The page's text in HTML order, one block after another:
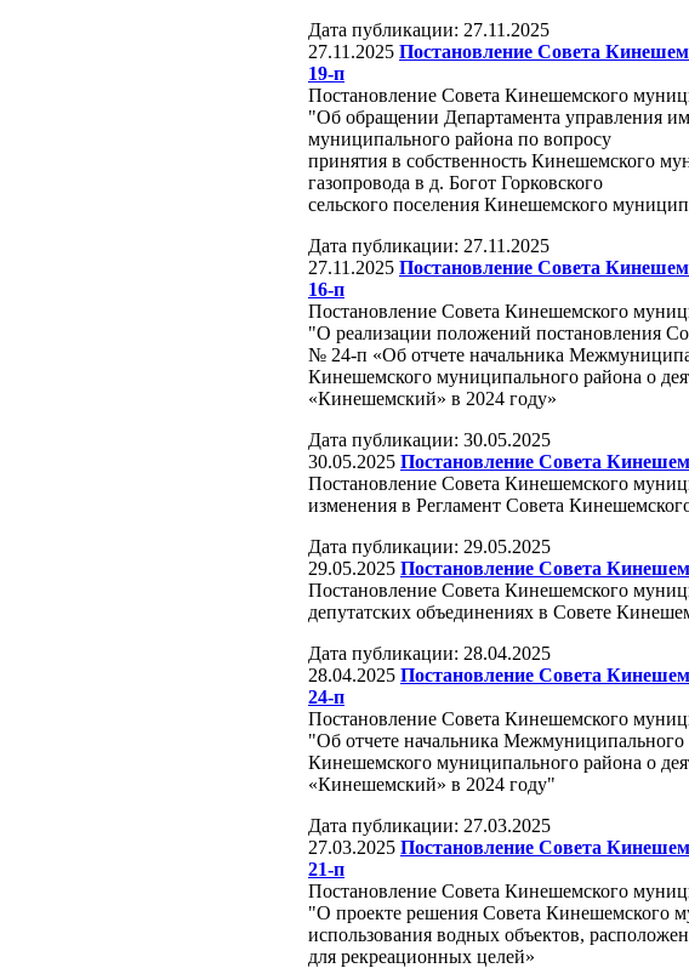
Дата публикации: 27.11.2025
27.11.2025 Постановление Совета
19-п
Постановление Совета Кинешемского
"Об обращении Департамента управления
муниципального района по вопросу
принятия в собственность Кинешемского
газопровода в д. Богот Горковского
сельского поселения Кинешемского
Дата публикации: 27.11.2025
27.11.2025 Постановление Совета
16-п
Постановление Совета Кинешемского
"О реализации положений постановления
№ 24-п «Об отчете начальника
Кинешемского муниципального района о
«Кинешемский» в 2024 году»
Дата публикации: 30.05.2025
30.05.2025 Постановление Совета
Постановление Совета Кинешемского
изменения в Регламент Совета
Дата публикации: 29.05.2025
29.05.2025 Постановление Совета
Постановление Совета Кинешемского
депутатских объединениях в Совете
Дата публикации: 28.04.2025
28.04.2025 Постановление Совета
24-п
Постановление Совета Кинешемского
"Об отчете начальника
Кинешемского муниципального района о
«Кинешемский» в 2024 году"
Дата публикации: 27.03.2025
27.03.2025 Постановление Совета
21-п
Постановление Совета Кинешемского
"О проекте решения Совета Кинешемского
использования водных объектов,
для рекреационных целей»